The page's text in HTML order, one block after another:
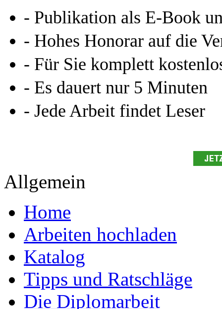
Kennen Sie schon das
Online-Magazin von
neugierig - aktuell -
Entdecken Sie hilfreiche
Studium!
Ihre Arbeit hochladen
Ihre Hausarbeit /